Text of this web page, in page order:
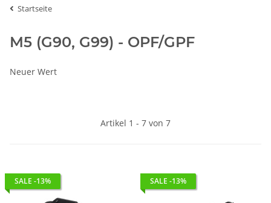
Startseite
M5 (G90, G99) - OPF/GPF
Neuer Wert
Artikel 1 - 7 von 7
SALE -13% SALE -13%